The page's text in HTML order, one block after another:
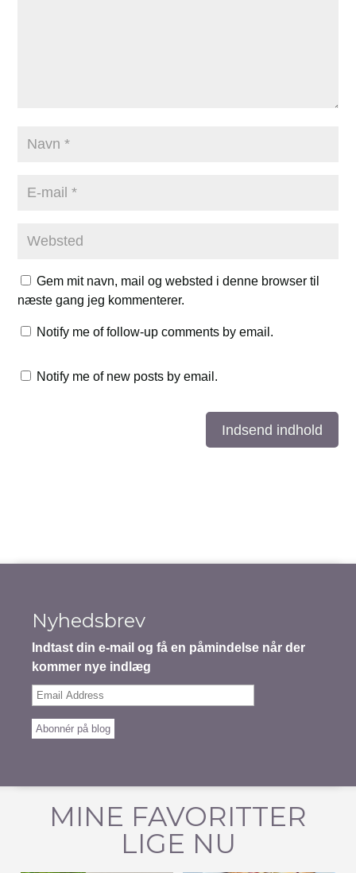
Gem mit navn, mail og websted i denne browser til
næste gang jeg kommenterer.
Notify me of follow-up comments by email.
Notify me of new posts by email.
Indsend indhold
Nyhedsbrev
Indtast din e-mail og få en påmindelse når der
kommer nye indlæg
Email
Abonnér på blog
MINE FAVORITTER
LIGE NU